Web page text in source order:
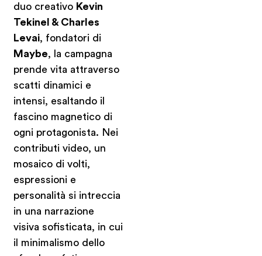
duo creativo Kevin
Tekinel & Charles
Levai, fondatori di
Maybe, la campagna
prende vita attraverso
scatti dinamici e
intensi, esaltando il
fascino magnetico di
ogni protagonista. Nei
contributi video, un
mosaico di volti,
espressioni e
personalità si intreccia
in una narrazione
visiva sofisticata, in cui
il minimalismo dello